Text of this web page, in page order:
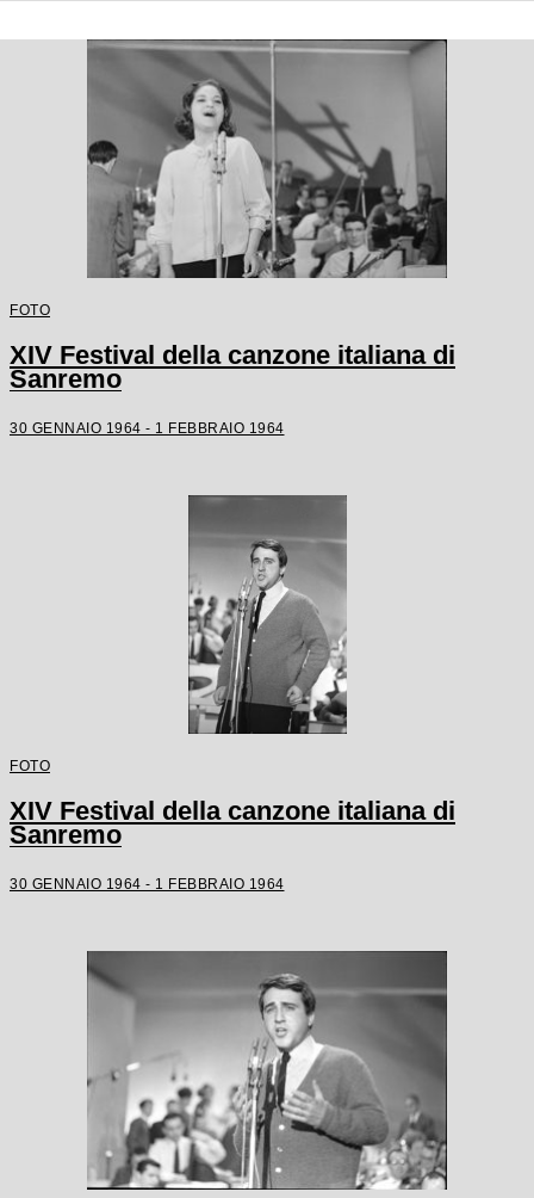
FOTO
XIV Festival della canzone italiana di
Sanremo
30 GENNAIO 1964 - 1 FEBBRAIO 1964
FOTO
XIV Festival della canzone italiana di
Sanremo
30 GENNAIO 1964 - 1 FEBBRAIO 1964